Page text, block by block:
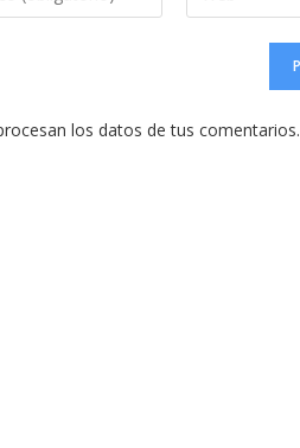
la
web
los datos de tus comentarios.